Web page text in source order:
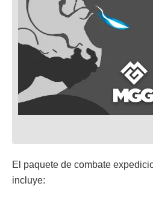
El paquete de combate
incluye: